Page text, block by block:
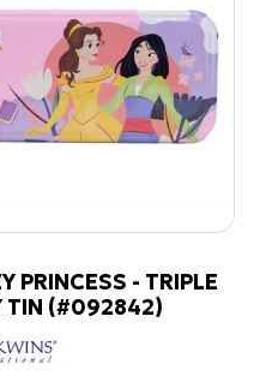
PRINCESS - TRIPLE
TIN (#092842)